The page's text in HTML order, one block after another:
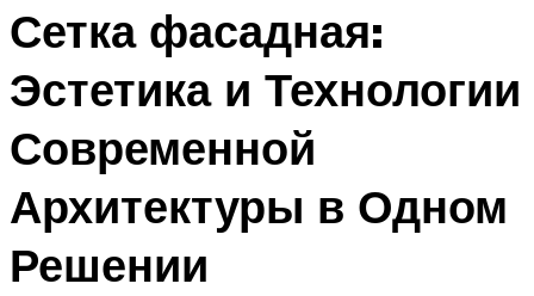
Сетка фасадная:
Эстетика и Технологии
Современной
Архитектуры в Одном
Решении